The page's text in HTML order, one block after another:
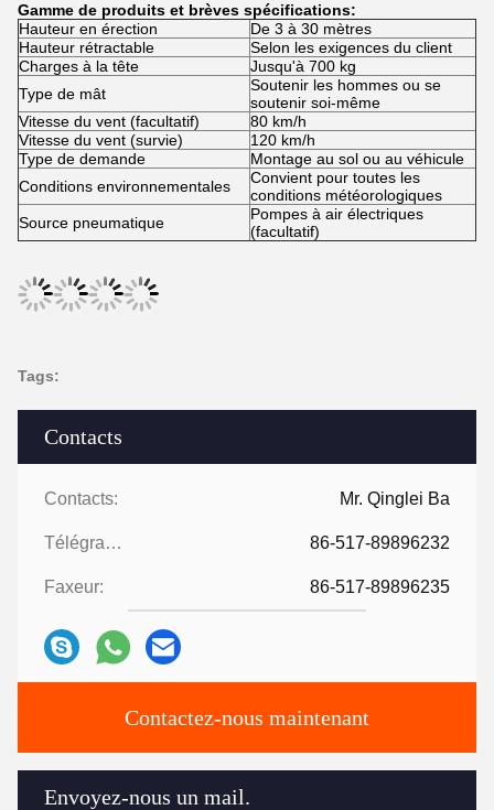
Contacts
Contacts: Mr. Qinglei Ba
Télégramme: 86-517-89896232
Faxeur: 86-517-89896235
Contactez-nous maintenant
Envoyez-nous un mail.
Gamme de produits et brèves spécifications:
Hauteur en érection
De 3 à 30 mètres
Hauteur rétractable
Selon les exigences du client
Charges à la tête
Jusqu'à 700 kg
Type de mât
Soutenir les hommes ou se
soutenir soi-même
Vitesse du vent (facultatif)
80 km/h
Vitesse du vent (survie)
120 km/h
Type de demande
Montage au sol ou au véhicule
Conditions environnementales
Convient pour toutes les
conditions météorologiques
Source pneumatique
Pompes à air électriques
(facultatif)
Tags: